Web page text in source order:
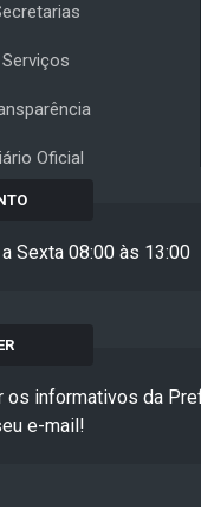
Serviços
Oficial
Sexta 08:00 às 13:00
os informativos da
e-mail!